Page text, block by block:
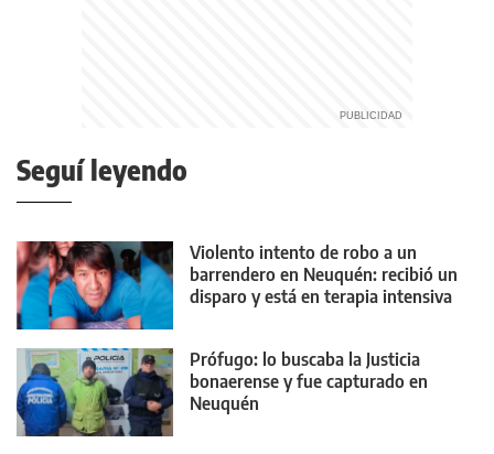
Seguí leyendo
Violento intento de robo a un
barrendero en Neuquén: recibió un
disparo y está en terapia intensiva
Prófugo: lo buscaba la Justicia
bonaerense y fue capturado en
Neuquén